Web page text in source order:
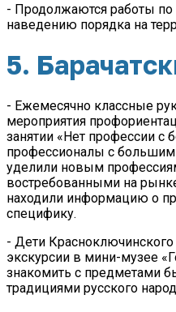
- Продолжаются работы по
наведению порядка на
5.
- Ежемесячно классные
мероприятия
занятии «Нет профессии
профессионалы с
уделили новым
востребованными на
находили информацию о
специфику.
- Дети
экскурсии в мини-музее
знакомить с предметами
традициями русского